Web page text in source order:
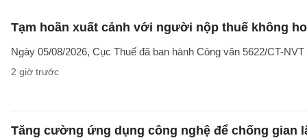
Tạm hoãn xuất cảnh với người nộp thuế không
Ngày 05/08/2026, Cục Thuế đã ban hành Công văn 5622/CT-
2 giờ trước
Tăng cường ứng dụng công nghệ để chống gian